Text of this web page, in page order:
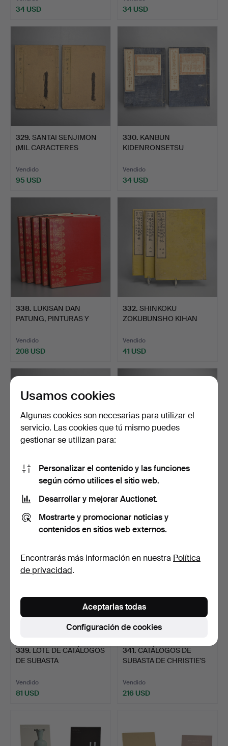
34 USD 34 USD
329. SANTAI SENJIMON
(MIL CARACTERES
Vendido
95 USD
330. KANBUN
KIDENRONSETSU
Vendido
34 USD
338. LUKISAN DAN
PATUNG, PINTURAS Y
Vendido
208 USD
332. SHINKOKU
ZOKUBUNSHO KIHAN
Vendido
41 USD
HYOCHU
IMPRESIÓN JAPONES…
Vendido
41 USD
333. EDICIÓN JAPONESA
TEXTO…
108 USD
339. LOTE DE CATÁLOGOS
DE SUBASTA
Vendido
81 USD
341. CATÁLOGOS DE
SUBASTA DE CHRISTIE'S
Vendido
216 USD
Usamos cookies
Algunas cookies son necesarias para utilizar el
servicio. Las cookies que tú mismo puedes
gestionar se utilizan para:
Personalizar el contenido y las funciones
según cómo utilices el sitio web.
Desarrollar y mejorar Auctionet.
Mostrarte y promocionar noticias y
contenidos en sitios web externos.
Encontrarás más información en nuestra Política
de privacidad.
Configuración de cookies
Aceptarlas todas